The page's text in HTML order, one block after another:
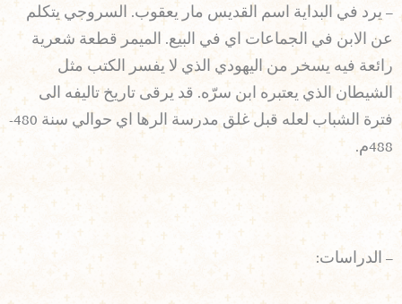
– يرد في البداية اسم القديس مار يعقوب. السروجي يتكلم
عن الابن في الجماعات اي في البيع. الميمر قطعة شعرية
رائعة فيه يسخر من اليهودي الذي لا يفسر الكتب مثل
الشيطان الذي يعتبره ابن سرّه. قد يرقى تاريخ تاليفه الى
فترة الشباب لعله قبل غلق مدرسة الرها اي حوالي سنة 480-
488م.
– الدراسات: